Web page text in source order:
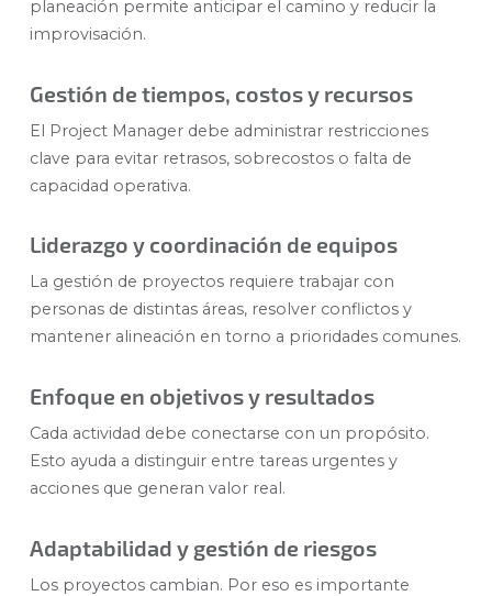
planeación permite anticipar el camino y reducir la
improvisación.
Gestión de tiempos, costos y recursos
El Project Manager debe administrar restricciones
clave para evitar retrasos, sobrecostos o falta de
capacidad operativa.
Liderazgo y coordinación de equipos
La gestión de proyectos requiere trabajar con
personas de distintas áreas, resolver conflictos y
mantener alineación en torno a prioridades comunes.
Enfoque en objetivos y resultados
Cada actividad debe conectarse con un propósito.
Esto ayuda a distinguir entre tareas urgentes y
acciones que generan valor real.
Adaptabilidad y gestión de riesgos
Los proyectos cambian. Por eso es importante